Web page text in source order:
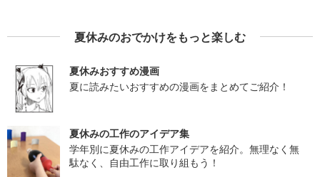
夏休みのおでかけをもっと楽しむ
夏休みおすすめ漫画
夏に読みたいおすすめの漫画をまとめてご紹介！
夏休みの工作のアイデア集
学年別に夏休みの工作アイデアを紹介。無理なく無
駄なく、自由工作に取り組もう！